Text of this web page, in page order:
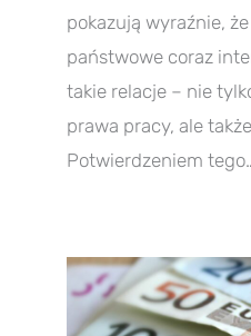
pokazują wyraźnie,
państwowe coraz
takie relacje – nie
prawa pracy, ale
Potwierdzeniem